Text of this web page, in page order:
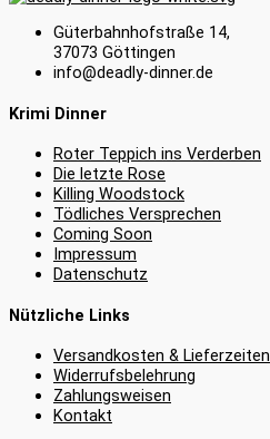
Güterbahnhofstraße 14,
37073 Göttingen
info@deadly-dinner.de
Krimi Dinner
Roter Teppich ins Verderben
Die letzte Rose
Killing Woodstock
Tödliches Versprechen
Coming Soon
Impressum
Datenschutz
Nützliche Links
Versandkosten & Lieferzeiten
Widerrufsbelehrung
Zahlungsweisen
Kontakt